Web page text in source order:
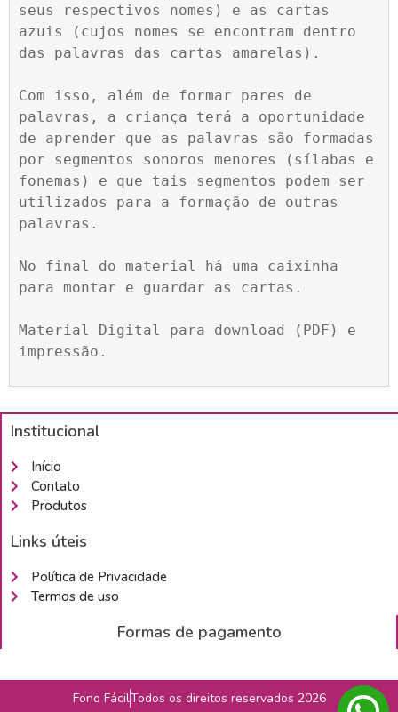
seus respectivos nomes) e as cartas
azuis (cujos nomes se encontram dentro
das palavras das cartas amarelas).
Com isso, além de formar pares de
palavras, a criança terá a oportunidade
de aprender que as palavras são formadas
por segmentos sonoros menores (sílabas e
fonemas) e que tais segmentos podem ser
utilizados para a formação de outras
palavras.
No final do material há uma caixinha
para montar e guardar as cartas.
Material Digital para download (PDF) e
impressão.
Institucional
Início
Contato
Produtos
Links úteis
Política de Privacidade
Termos de uso
Formas de pagamento
Fono FácilTodos os direitos reservados 2026